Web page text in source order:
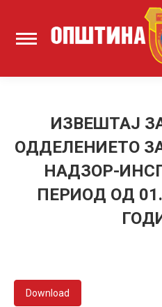
ИЗВЕШТАЈ
ОДДЕЛЕНИЕТО
НАДЗОР-
ПЕРИОД ОД
Download